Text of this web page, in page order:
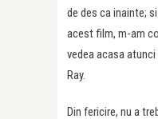
de des ca inainte;
acest film, m-am
vedea acasa atunci
Ray.
Din fericire, nu a